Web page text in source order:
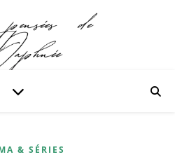
& SÉRIES